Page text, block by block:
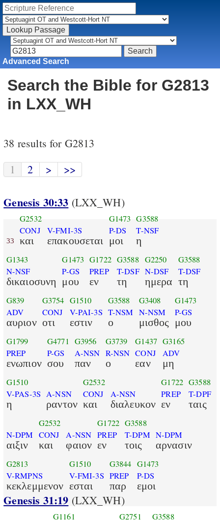
Advanced Search
Search the Bible for G2813
in LXX_WH
38 results for G2813
1
2 > >>
Genesis 30:33 (LXX_WH)
33
G2532
CONJ
και
V-FMI-3S
επακουσεται
G1473
P-DS
μοι
G3588
T-NSF
η
G1343
N-NSF
δικαιοσυνη
G1473
P-GS
μου
G1722
PREP
εν
G3588
T-DSF
τη
G2250
N-DSF
ημερα
G3588
T-DSF
τη
G839
ADV
αυριον
G3754
CONJ
οτι
G1510
V-PAI-3S
εστιν
G3588
T-NSM
ο
G3408
N-NSM
μισθος
G1473
P-GS
μου
G1799
PREP
ενωπιον
G4771
P-GS
σου
G3956
A-NSN
παν
G3739
R-NSN
ο
G1437
CONJ
εαν
G3165
ADV
μη
G1510
V-PAS-3S
η
A-NSN
ραντον
G2532
CONJ
και
A-NSN
διαλευκον
G1722
PREP
εν
G3588
T-DPF
ταις
N-DPM
αιξιν
G2532
CONJ
και
A-NSN
φαιον
G1722
PREP
εν
G3588
T-DPM
τοις
N-DPM
αρνασιν
G2813
V-RMPNS
κεκλεμμενον
G1510
V-FMI-3S
εσται
G3844
PREP
παρ
G1473
P-DS
εμοι
Genesis 31:19 (LXX_WH)
G1161
G2751
G3588